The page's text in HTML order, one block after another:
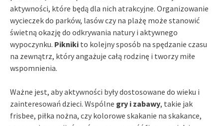
aktywności, które będą dla nich atrakcyjne. Organizowanie
wycieczek do parków, lasów czy na plażę może stanowić
świetną okazję do odkrywania natury i aktywnego
wypoczynku. Pikniki to kolejny sposób na spędzanie czasu
na zewnątrz, który angażuje całą rodzinę i tworzy miłe
wspomnienia.
Ważne jest, aby aktywności były dostosowane do wieku i
zainteresowań dzieci. Wspólne gry i zabawy, takie jak
frisbee, piłka nożna, czy kolorowe skakanie na skakance,